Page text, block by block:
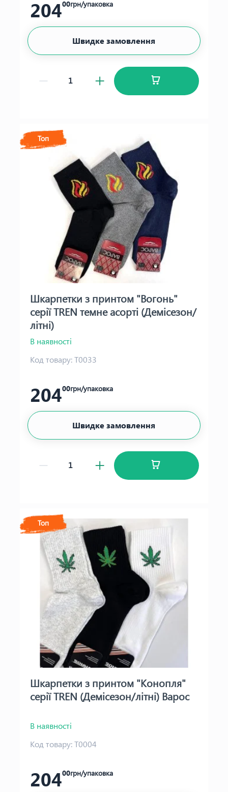
20400грн/упаковка
Швидке замовлення
Топ
Шкарпетки з принтом "Вогонь"
серії TREN темне асорті (Демісезон/
літні)
В наявності
Код товару:Т0033
20400грн/упаковка
Швидке замовлення
Топ
Шкарпетки з принтом "Конопля"
серії TREN (Демісезон/літні) Варос
В наявності
Код товару:Т0004
20400грн/упаковка